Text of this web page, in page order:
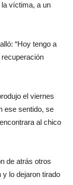
víctima, a un
“Hoy tengo a
el viernes
ese sentido, se
al chico
de atrás otros
lo dejaron tirado